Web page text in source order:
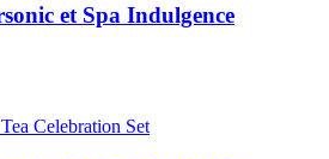
et Spa Indulgence